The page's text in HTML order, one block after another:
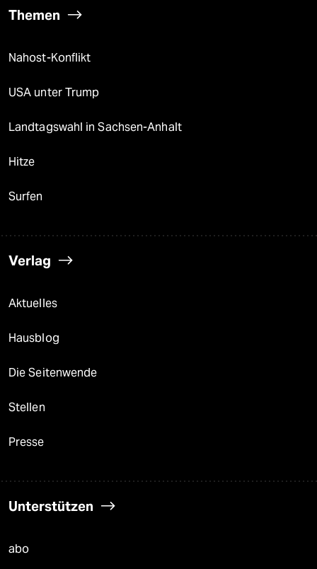
Themen
Nahost-Konflikt
USA unter Trump
Landtagswahl in Sachsen-Anhalt
Hitze
Surfen
Verlag
Aktuelles
Hausblog
Die Seitenwende
Stellen
Presse
Unterstützen
abo